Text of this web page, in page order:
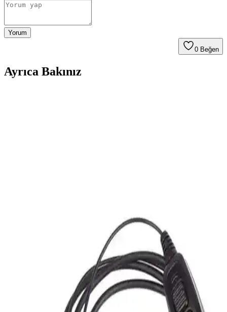
Yorum
0 Beğen
Ayrıca Bakınız
uygun kullanım alanları detaylı şekilde incelenmiştir.
Baofeng Telsiz Kulaklık Mikrofon Seti İncelemesi ve
Baofeng telsiz kulaklık mikrofon seti, uyumlu modelleriyle kolay
kullanımı ve konforu ile öne çıkarken, kablo ve dayanıklılık
sorunları da göz önünde bulundurulmalı.
Worcex LK-66 Açık Alan 15Km Mesafeli